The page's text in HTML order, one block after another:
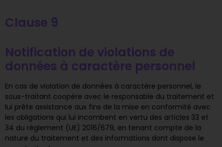
Clause 9
Notification de violations de
données à caractère personnel
En cas de violation de données à caractère personnel, le
sous-traitant coopère avec le responsable du traitement et
lui prête assistance aux fins de la mise en conformité avec
les obligations qui lui incombent en vertu des articles 33 et
34 du règlement (UE) 2016/679, en tenant compte de la
nature du traitement et des informations dont dispose le